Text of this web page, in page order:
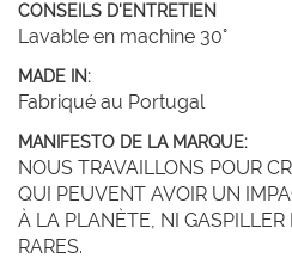
CONSEILS D'ENTRETIEN
Lavable en machine 30°
MADE IN:
Fabriqué au Portugal
MANIFESTO DE LA MARQUE:
NOUS TRAVAILLONS POUR
QUI PEUVENT AVOIR UN
À LA PLANÈTE, NI GASPILLER
RARES.